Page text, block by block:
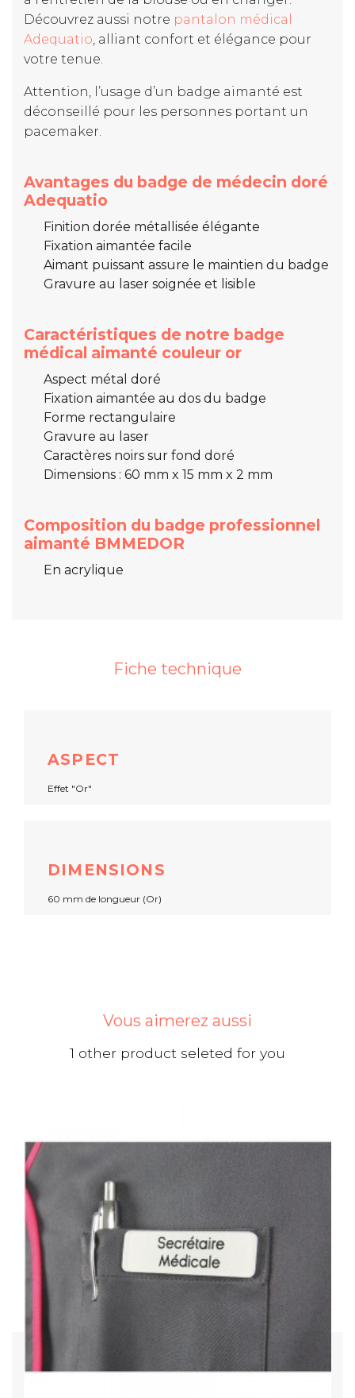
Découvrez aussi notre pantalon médical
Adequatio, alliant confort et élégance pour
votre tenue.
Attention, l’usage d’un badge aimanté est
déconseillé pour les personnes portant un
pacemaker.
Avantages du badge de médecin doré
Adequatio
Finition dorée métallisée élégante
Fixation aimantée facile
Aimant puissant assure le maintien du badge
Gravure au laser soignée et lisible
Caractéristiques de notre badge
médical aimanté couleur or
Aspect métal doré
Fixation aimantée au dos du badge
Forme rectangulaire
Gravure au laser
Caractères noirs sur fond doré
Dimensions : 60 mm x 15 mm x 2 mm
Composition du badge professionnel
aimanté BMMEDOR
En acrylique
Fiche technique
ASPECT
Effet "Or"
DIMENSIONS
60 mm de longueur (Or)
Vous aimerez aussi
1 other product seleted for you